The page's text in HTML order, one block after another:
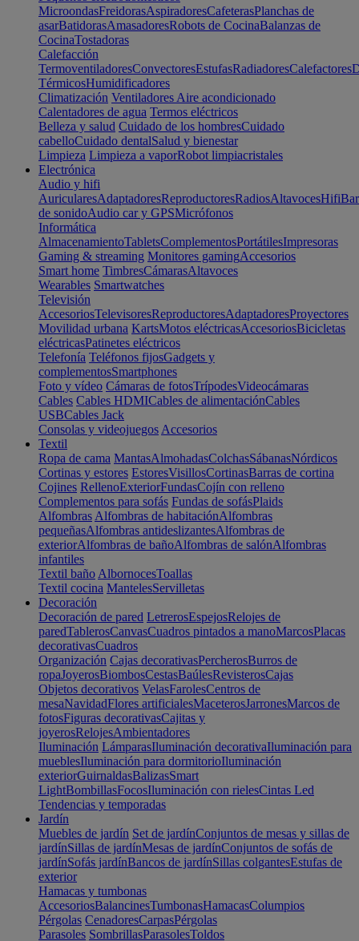
MicroondasFreidorasAspiradoresCafeterasPlanchas de
asarBatidorasAmasadoresRobots de CocinaBalanzas de
CocinaTostadoras
Calefacción
TermoventiladoresConvectoresEstufasRadiadoresCalefactores
TérmicosHumidificadores
Climatización Ventiladores Aire acondicionado
Calentadores de agua Termos eléctricos
Belleza y salud Cuidado de los hombresCuidado
cabelloCuidado dentalSalud y bienestar
Limpieza Limpieza a vaporRobot limpiacristales
Electrónica
Audio y hifi
AuricularesAdaptadoresReproductoresRadiosAltavocesHifi
de sonidoAudio car y GPSMicrófonos
Informática
AlmacenamientoTabletsComplementosPortátilesImpresoras
Gaming & streaming Monitores gamingAccesorios
Smart home TimbresCámarasAltavoces
Wearables Smartwatches
Televisión
AccesoriosTelevisoresReproductoresAdaptadoresProyectores
Movilidad urbana KartsMotos eléctricasAccesoriosBicicletas
eléctricasPatinetes eléctricos
Telefonía Teléfonos fijosGadgets y
complementosSmartphones
Foto y vídeo Cámaras de fotosTrípodesVideocámaras
Cables Cables HDMICables de alimentaciónCables
USBCables Jack
Consolas y videojuegos Accesorios
Textil
Ropa de cama MantasAlmohadasColchasSábanasNórdicos
Cortinas y estores EstoresVisillosCortinasBarras de cortina
Cojines RellenoExteriorFundasCojín con relleno
Complementos para sofás Fundas de sofásPlaids
Alfombras Alfombras de habitaciónAlfombras
pequeñasAlfombras antideslizantesAlfombras de
exteriorAlfombras de bañoAlfombras de salónAlfombras
infantiles
Textil baño AlbornocesToallas
Textil cocina MantelesServilletas
Decoración
Decoración de pared LetrerosEspejosRelojes de
paredTablerosCanvasCuadros pintados a manoMarcosPlacas
decorativasCuadros
Organización Cajas decorativasPercherosBurros de
ropaJoyerosBiombosCestasBaúlesRevisterosCajas
Objetos decorativos VelasFarolesCentros de
mesaNavidadFlores artificialesMaceterosJarronesMarcos de
fotosFiguras decorativasCajitas y
joyerosRelojesAmbientadores
Iluminación LámparasIluminación decorativaIluminación para
mueblesIluminación para dormitorioIluminación
exteriorGuirnaldasBalizasSmart
LightBombillasFocosIluminación con rielesCintas Led
Tendencias y temporadas
Jardín
Muebles de jardín Set de jardínConjuntos de mesas y sillas de
jardínSillas de jardínMesas de jardínConjuntos de sofás de
jardínSofás jardínBancos de jardínSillas colgantesEstufas de
exterior
Hamacas y tumbonas
AccesoriosBalancinesTumbonasHamacasColumpios
Pérgolas CenadoresCarpasPérgolas
Parasoles SombrillasParasolesToldos